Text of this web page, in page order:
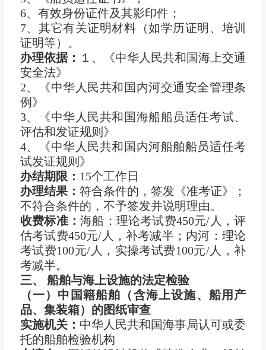
6、有效身份证件及其影印件；
7、其它有关证明材料（如学历证明、培训
证明等）。
办理依据： １、《中华人民共和国海上交通
安全法》
2、《中华人民共和国内河交通安全管理条
例》
3、《中华人民共和国海船船员适任考试、
评估和发证规则》
4、《中华人民共和国内河船舶船员适任考
试发证规则》
办结期限： 15个工作日
办理结果： 符合条件的，签发《准考证》；
不符合条件的，不予签发并说明理由。
收费标准：海船：理论考试费450元/人，评
估考试费450元/人，补考减半；内河：理论
考试费100元/人，实操考试费100元/人，补
考减半。
三、 船舶与海上设施的法定检验
（一）中国籍船舶（含海上设施、船用产
品、集装箱）的图纸审查
实施机关： 中华人民共和国海事局认可或委
托的船舶检验机构